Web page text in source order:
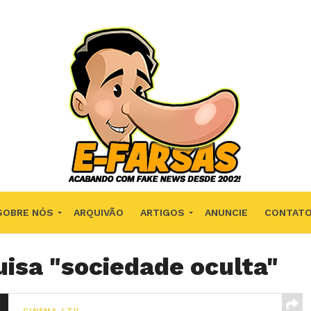
NÓS ARQUIVÃO ARTIGOS ANUNCIE CONTATO
"sociedade oculta"